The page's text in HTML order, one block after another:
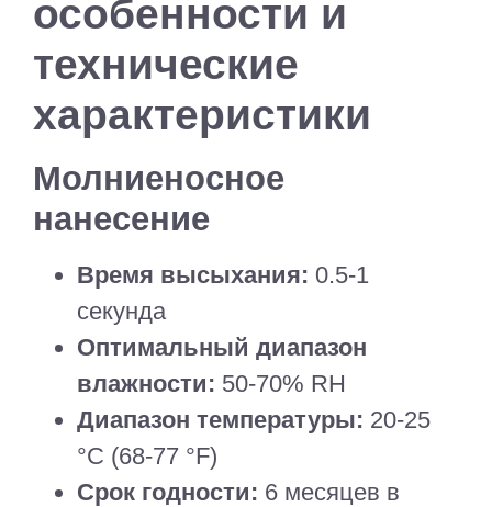
особенности и
технические
характеристики
Молниеносное
нанесение
Время высыхания: 0.5-1
секунда
Оптимальный диапазон
влажности: 50-70% RH
Диапазон температуры: 20-25
°C (68-77 °F)
Срок годности: 6 месяцев в